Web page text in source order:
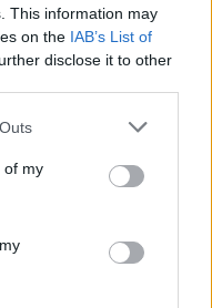
This information may
on the IAB’s List of
disclose it to other
one or more Google
You may click to
its third-party tags to
in below Google
of my
tegnap
koncertjén. A
de első alkalommal
hogy elhozza
az aréna…